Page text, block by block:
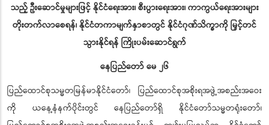
သည့် ဦးဆောင်မှုများဖြင့် နိုင်ငံရေးအား၊ စီးပွားရေးအား၊ ကာကွယ်ရေးအားများ
တိုးတက်လာစေရန်၊ နိုင်ငံတကာမျက်နှာစာတွင် နိုင်ငံဂုဏ်သိက္ခာကို မြှင့်တင်
သွားနိုင်ရန် ကြိုးပမ်းဆောင်ရွက်
နေပြည်တော် မေ ၂၆
ပြည်ထောင်စုသမ္မတမြန်မာနိုင်ငံတော်၊ ပြည်ထောင်စုအစိုးရအဖွဲ့အစည်းအဝေး
ကို ယနေ့နံနက်ပိုင်းတွင် နေပြည်တော်ရှိ နိုင်ငံတော်သမ္မတရုံးတော်၊